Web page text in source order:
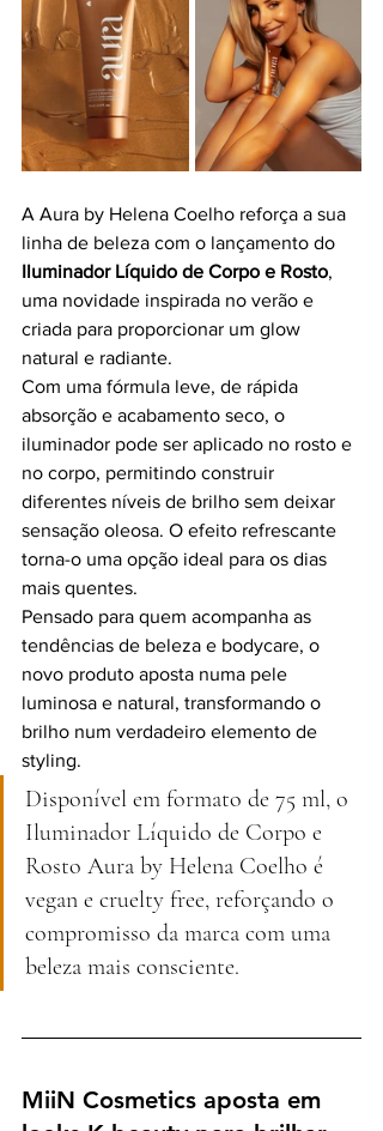
A Aura by Helena Coelho reforça a sua
linha de beleza com o lançamento do
Iluminador Líquido de Corpo e Rosto,
uma novidade inspirada no verão e
criada para proporcionar um glow
natural e radiante.
Com uma fórmula leve, de rápida
absorção e acabamento seco, o
iluminador pode ser aplicado no rosto e
no corpo, permitindo construir
diferentes níveis de brilho sem deixar
sensação oleosa. O efeito refrescante
torna-o uma opção ideal para os dias
mais quentes.
Pensado para quem acompanha as
tendências de beleza e bodycare, o
novo produto aposta numa pele
luminosa e natural, transformando o
brilho num verdadeiro elemento de
styling.
Disponível em formato de 75 ml, o
Iluminador Líquido de Corpo e
Rosto Aura by Helena Coelho é
vegan e cruelty free, reforçando o
compromisso da marca com uma
beleza mais consciente.
MiiN Cosmetics aposta em